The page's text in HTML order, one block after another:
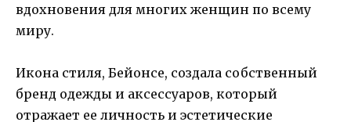
вдохновения для многих женщин по всему
миру.
Икона стиля, Бейонсе, создала собственный
бренд одежды и аксессуаров, который
отражает ее личность и эстетические